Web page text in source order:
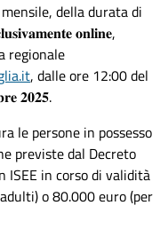
della durata di
𝐨𝐧𝐥𝐢𝐧𝐞,
regionale
, dalle ore 12:00 del
𝟐𝟎𝟐𝟓.
le persone in possesso
previste dal Decreto
ISEE in corso di validità
o 80.000 euro (per